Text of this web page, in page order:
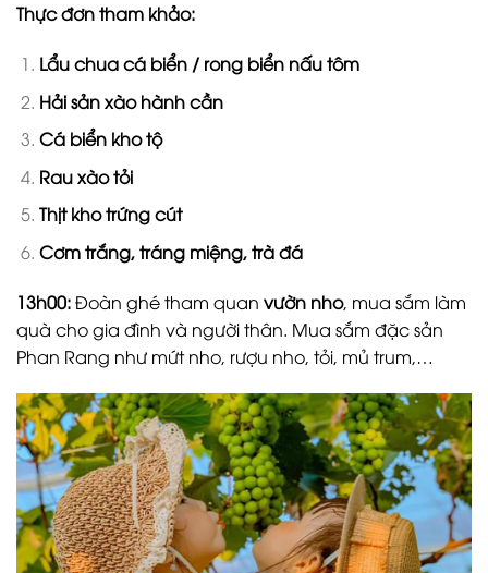
Thực đơn tham khảo:
Lẩu chua cá biển / rong biển nấu tôm
Hải sản xào hành cần
Cá biển kho tộ
Rau xào tỏi
Thịt kho trứng cút
Cơm trắng, tráng miệng, trà đá
13h00:Đoàn ghé tham quan vườn nho, mua sắm làm
quà cho gia đình và người thân. Mua sắm đặc sản
Phan Rang như mứt nho, rượu nho, tỏi, mủ trum,…